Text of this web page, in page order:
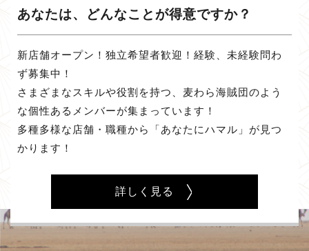
あなたは、どんなことが得意ですか？
新店舗オープン！独立希望者歓迎！経験、未経験問わ
ず募集中！
さまざまなスキルや役割を持つ、麦わら海賊団のよう
な個性あるメンバーが集まっています！
多種多様な店舗・職種から「あなたにハマル」が見つ
かります！
詳しく見る